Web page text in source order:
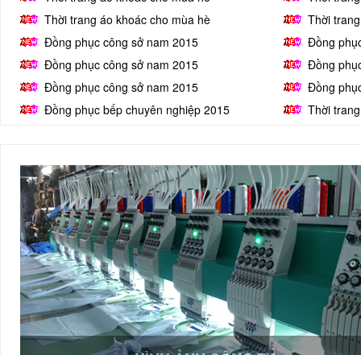
Thời trang áo khoác cho mùa hè
Thời
Đồng phục công sở nam 2015
Đồng
Đồng phục công sở nam 2015
Đồng
Đồng phục công sở nam 2015
Đồng
Đồng phục bếp chuyên nghiệp 2015
Thời